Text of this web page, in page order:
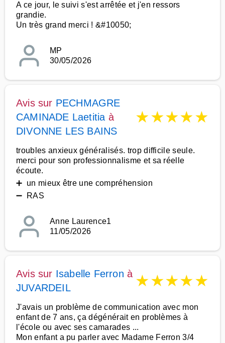
A ce jour, le suivi s'est arrêtée et j'en ressors
grandie.
Un très grand merci ! &#10050;
MP
30/05/2026
Avis sur PECHMAGRE
CAMINADE Laetitia à
DIVONNE LES BAINS
★★★★★
troubles anxieux généralisés. trop difficile seule.
merci pour son professionnalisme et sa réelle
écoute.
➕ un mieux être une compréhension
➖ RAS
Anne Laurence1
11/05/2026
Avis sur Isabelle Ferron à
JUVARDEIL
★★★★★
J'avais un problème de communication avec mon
enfant de 7 ans, ça dégénérait en problèmes à
l'école ou avec ses camarades ...
Mon enfant a pu parler avec Madame Ferron 3/4